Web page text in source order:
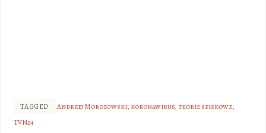
TAGGED Andrzej Morozowski, koronawirus, teorie spiskowe,
TVN24